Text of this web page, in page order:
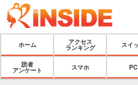
ホーム
アクセス
ランキング
スイ
読者
アンケート
スマホ PC